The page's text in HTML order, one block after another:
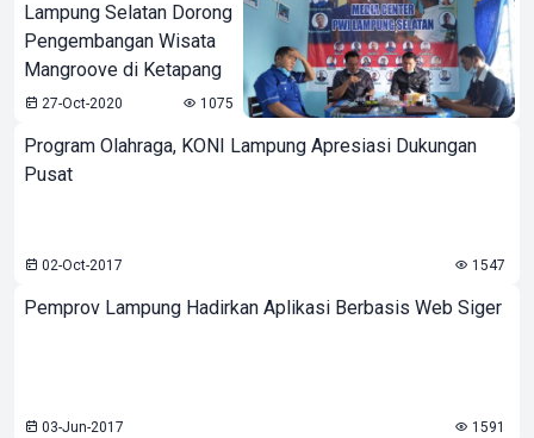
Lampung Selatan Dorong
Pengembangan Wisata
Mangroove di Ketapang
27-Oct-2020 1075
Program Olahraga, KONI Lampung Apresiasi Dukungan
Pusat
02-Oct-2017 1547
Pemprov Lampung Hadirkan Aplikasi Berbasis Web Siger
03-Jun-2017 1591